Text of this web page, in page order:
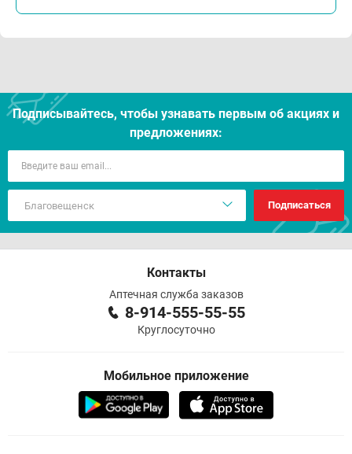
Подписывайтесь, чтобы узнавать первым об акцияx и
предложениях:
Подписаться
Контакты
Аптечная служба заказов
8-914-555-55-55
Круглосуточно
Мобильное приложение